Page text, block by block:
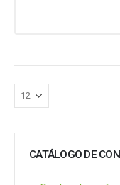
CATÁLOGO DE